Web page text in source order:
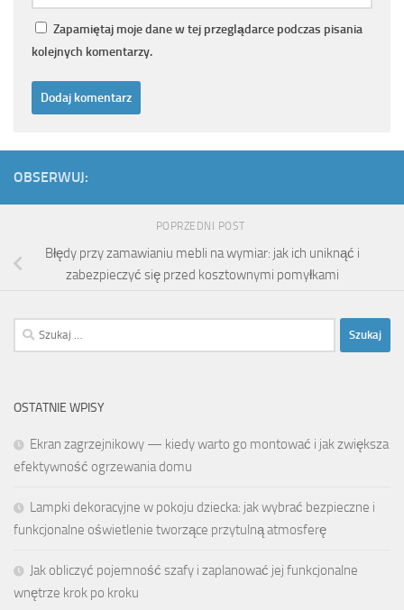
Zapamiętaj moje dane w tej przeglądarce podczas pisania
kolejnych komentarzy.
OBSERWUJ:
POPRZEDNI POST
Błędy przy zamawianiu mebli na wymiar: jak ich uniknąć i
zabezpieczyć się przed kosztownymi pomyłkami
Szukaj:
OSTATNIE WPISY
Ekran zagrzejnikowy — kiedy warto go montować i jak zwiększa
efektywność ogrzewania domu
Lampki dekoracyjne w pokoju dziecka: jak wybrać bezpieczne i
funkcjonalne oświetlenie tworzące przytulną atmosferę
Jak obliczyć pojemność szafy i zaplanować jej funkcjonalne
wnętrze krok po kroku